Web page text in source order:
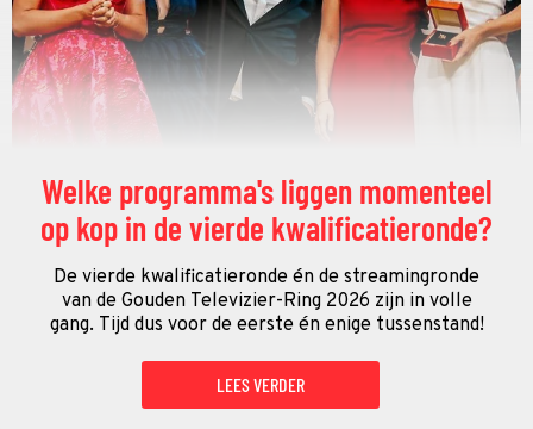
Welke programma's liggen momenteel
op kop in de vierde kwalificatieronde?
De vierde kwalificatieronde én de streamingronde
van de Gouden Televizier-Ring 2026 zijn in volle
gang. Tijd dus voor de eerste én enige tussenstand!
LEES VERDER